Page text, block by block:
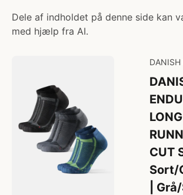
Dele af indholdet på denne side kan
med hjælp fra AI.
DANISH
CUT
Sort/
|